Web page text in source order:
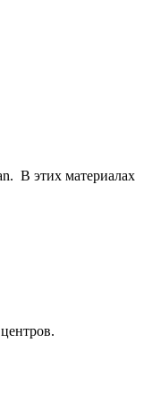
В этих материалах